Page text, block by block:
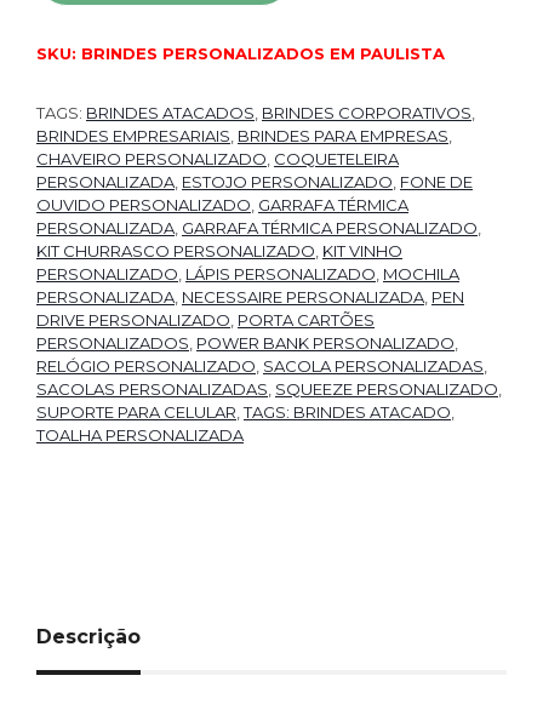
SKU: BRINDES PERSONALIZADOS EM PAULISTA
TAGS: BRINDES ATACADOS BRINDES CORPORATIVOS
BRINDES EMPRESARIAIS BRINDES PARA EMPRESAS
CHAVEIRO PERSONALIZADO COQUETELEIRA
PERSONALIZADA ESTOJO PERSONALIZADO FONE DE
OUVIDO PERSONALIZADO GARRAFA TÉRMICA
PERSONALIZADA GARRAFA TÉRMICA PERSONALIZADO
KIT CHURRASCO PERSONALIZADO KIT VINHO
PERSONALIZADO LÁPIS PERSONALIZADO MOCHILA
PERSONALIZADA NECESSAIRE PERSONALIZADA PEN
DRIVE PERSONALIZADO PORTA CARTÕES
PERSONALIZADOS POWER BANK PERSONALIZADO
RELÓGIO PERSONALIZADO SACOLA PERSONALIZADAS
SACOLAS PERSONALIZADAS SQUEEZE PERSONALIZADO
SUPORTE PARA CELULAR ,TAGS: BRINDES ATACADO
TOALHA PERSONALIZADA
Descrição